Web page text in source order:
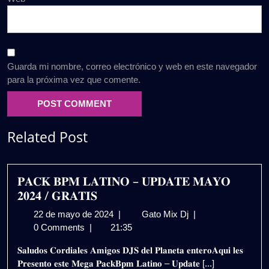
Guarda mi nombre, correo electrónico y web en este navegador
para la próxima vez que comente.
Related Post
𝐏𝐀𝐂𝐊 𝐁𝐏𝐌 𝐋𝐀𝐓𝐈𝐍𝐎 – 𝐔𝐏𝐃𝐀𝐓𝐄 𝐌𝐀𝐘𝐎
𝟐𝟎𝟐𝟒 / 𝐆𝐑𝐀𝐓𝐈𝐒
22 de mayo de 2024 22
de
de
2024
| Gato Mix Dj 𝐏𝐀𝐂𝐊
–
𝐔𝐏𝐃𝐀𝐓𝐄
|
0 Comments | 21:35
𝐒𝐚𝐥𝐮𝐝𝐨𝐬 𝐂𝐨𝐫𝐝𝐢𝐚𝐥𝐞𝐬 𝐀𝐦𝐢𝐠𝐨𝐬 𝐃𝐉𝐒 𝐝𝐞𝐥 𝐏𝐥𝐚𝐧𝐞𝐭𝐚 𝐞𝐧𝐭𝐞𝐫𝐨𝐀𝐪𝐮𝐢 𝐥𝐞𝐬
𝐏𝐫𝐞𝐬𝐞𝐧𝐭𝐨 𝐞𝐬𝐭𝐞 𝐌𝐞𝐠𝐚 𝐏𝐚𝐜𝐤𝐁𝐩𝐦 𝐋𝐚𝐭𝐢𝐧𝐨 – 𝐔𝐩𝐝𝐚𝐭𝐞 [...]